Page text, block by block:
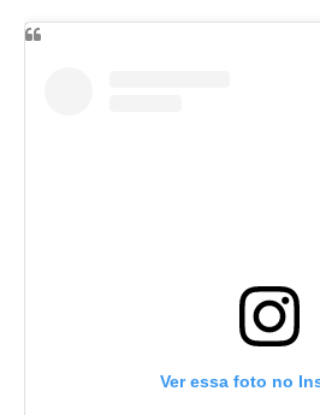
Ver essa foto no